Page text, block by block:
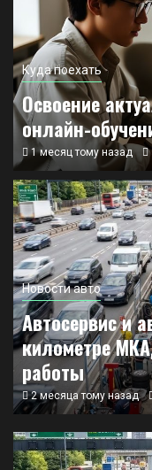
1
Куда поехать
Освоение
обучение:
Куда поехать
Освоение
онлайн-
1 месяц тому назад
Новости авто
Автосервис и
километре
работы
2 месяца тому назад